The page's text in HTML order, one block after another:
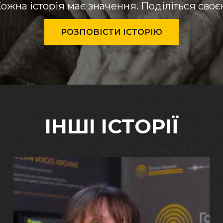
історія має значення. Поділіться
РОЗПОВІСТИ ІСТОРІЮ
ІНШІ ІСТОРІЇ